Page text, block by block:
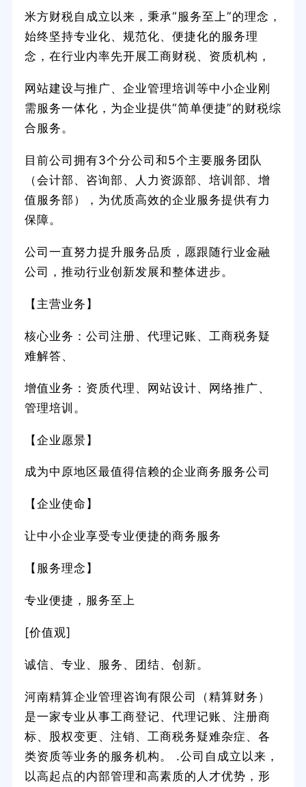
米方财税自成立以来，秉承“服务至上”的理念，
始终坚持专业化、规范化、便捷化的服务理
念，在行业内率先开展工商财税、资质机构，
网站建设与推广、企业管理培训等中小企业刚
需服务一体化，为企业提供“简单便捷”的财税综
合服务。
目前公司拥有3个分公司和5个主要服务团队
（会计部、咨询部、人力资源部、培训部、增
值服务部），为优质高效的企业服务提供有力
保障。
公司一直努力提升服务品质，愿跟随行业金融
公司，推动行业创新发展和整体进步。
【主营业务】
核心业务：公司注册、代理记账、工商税务疑
难解答、
增值业务：资质代理、网站设计、网络推广、
管理培训。
【企业愿景】
成为中原地区最值得信赖的企业商务服务公司
【企业使命】
让中小企业享受专业便捷的商务服务
【服务理念】
专业便捷，服务至上
[价值观]
诚信、专业、服务、团结、创新。
河南精算企业管理咨询有限公司（精算财务）
是一家专业从事工商登记、代理记账、注册商
标、股权变更、注销、工商税务疑难杂症、各
类资质等业务的服务机构。 .公司自成立以来，
以高起点的内部管理和高素质的人才优势，形